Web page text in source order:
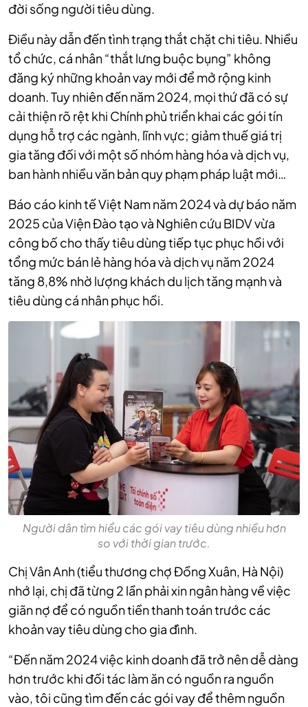
đời sống người tiêu dùng.
Điều này dẫn đến tình trạng thắt chặt chi tiêu. Nhiều
tổ chức, cá nhân “thắt lưng buộc bụng” không
đăng ký những khoản vay mới để mở rộng kinh
doanh. Tuy nhiên đến năm 2024, mọi thứ đã có sự
cải thiện rõ rệt khi Chính phủ triển khai các gói tín
dụng hỗ trợ các ngành, lĩnh vực; giảm thuế giá trị
gia tăng đối với một số nhóm hàng hóa và dịch vụ,
ban hành nhiều văn bản quy phạm pháp luật mới…
Báo cáo kinh tế Việt Nam năm 2024 và dự báo năm
2025 của Viện Đào tạo và Nghiên cứu BIDV vừa
công bố cho thấy tiêu dùng tiếp tục phục hồi với
tổng mức bán lẻ hàng hóa và dịch vụ năm 2024
tăng 8,8% nhờ lượng khách du lịch tăng mạnh và
tiêu dùng cá nhân phục hồi.
Người dân tìm hiểu các gói vay tiêu dùng nhiều hơn
so với thời gian trước.
Chị Vân Anh (tiểu thương chợ Đồng Xuân, Hà Nội)
nhớ lại, chị đã từng 2 lần phải xin ngân hàng về việc
giãn nợ để có nguồn tiền thanh toán trước các
khoản vay tiêu dùng cho gia đình.
“Đến năm 2024 việc kinh doanh đã trở nên dễ dàng
hơn trước khi đối tác làm ăn có nguồn ra nguồn
vào, tôi cũng tìm đến các gói vay để thêm nguồn